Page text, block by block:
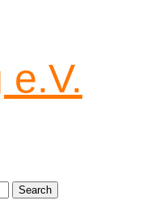
Search